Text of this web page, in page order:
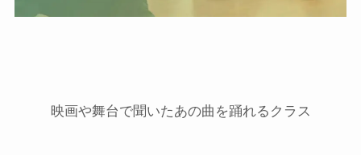
映画や舞台で聞いたあの曲を踊れるクラス